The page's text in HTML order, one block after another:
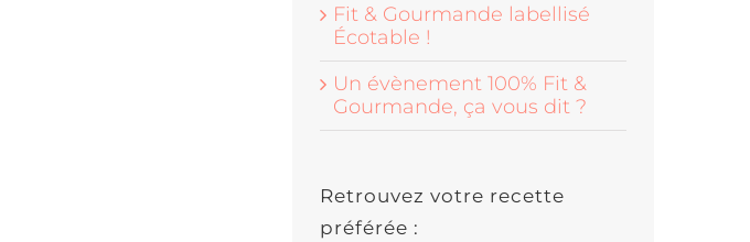
Fit & Gourmande labellisé
Écotable !
Un évènement 100% Fit &
Gourmande, ça vous dit ?
Retrouvez votre recette
préférée :